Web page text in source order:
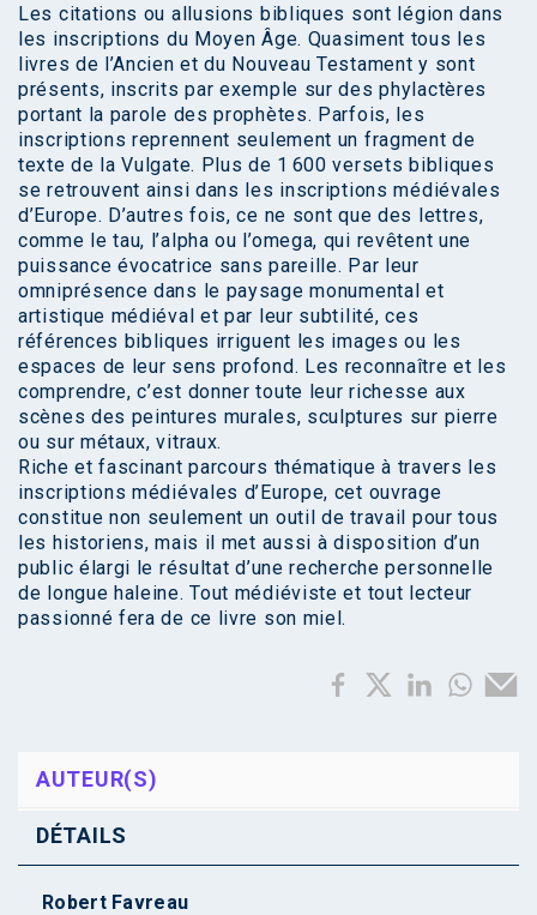
Les citations ou allusions bibliques sont légion dans
les inscriptions du Moyen Âge. Quasiment tous les
livres de l’Ancien et du Nouveau Testament y sont
présents, inscrits par exemple sur des phylactères
portant la parole des prophètes. Parfois, les
inscriptions reprennent seulement un fragment de
texte de la Vulgate. Plus de 1 600 versets bibliques
se retrouvent ainsi dans les inscriptions médiévales
d’Europe. D’autres fois, ce ne sont que des lettres,
comme le tau, l’alpha ou l’omega, qui revêtent une
puissance évocatrice sans pareille. Par leur
omniprésence dans le paysage monumental et
artistique médiéval et par leur subtilité, ces
références bibliques irriguent les images ou les
espaces de leur sens profond. Les reconnaître et les
comprendre, c’est donner toute leur richesse aux
scènes des peintures murales, sculptures sur pierre
ou sur métaux, vitraux.
Riche et fascinant parcours thématique à travers les
inscriptions médiévales d’Europe, cet ouvrage
constitue non seulement un outil de travail pour tous
les historiens, mais il met aussi à disposition d’un
public élargi le résultat d’une recherche personnelle
de longue haleine. Tout médiéviste et tout lecteur
passionné fera de ce livre son miel.
AUTEUR(S)
DÉTAILS
Robert Favreau